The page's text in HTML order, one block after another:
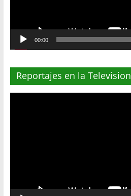
00:00
Reportajes en la Television